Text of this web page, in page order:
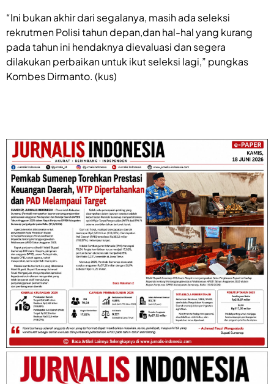
“Ini bukan akhir dari segalanya, masih ada seleksi
rekrutmen Polisi tahun depan,dan hal-hal yang kurang
pada tahun ini hendaknya dievaluasi dan segera
dilakukan perbaikan untuk ikut seleksi lagi,” pungkas
Kombes Dirmanto. (kus)